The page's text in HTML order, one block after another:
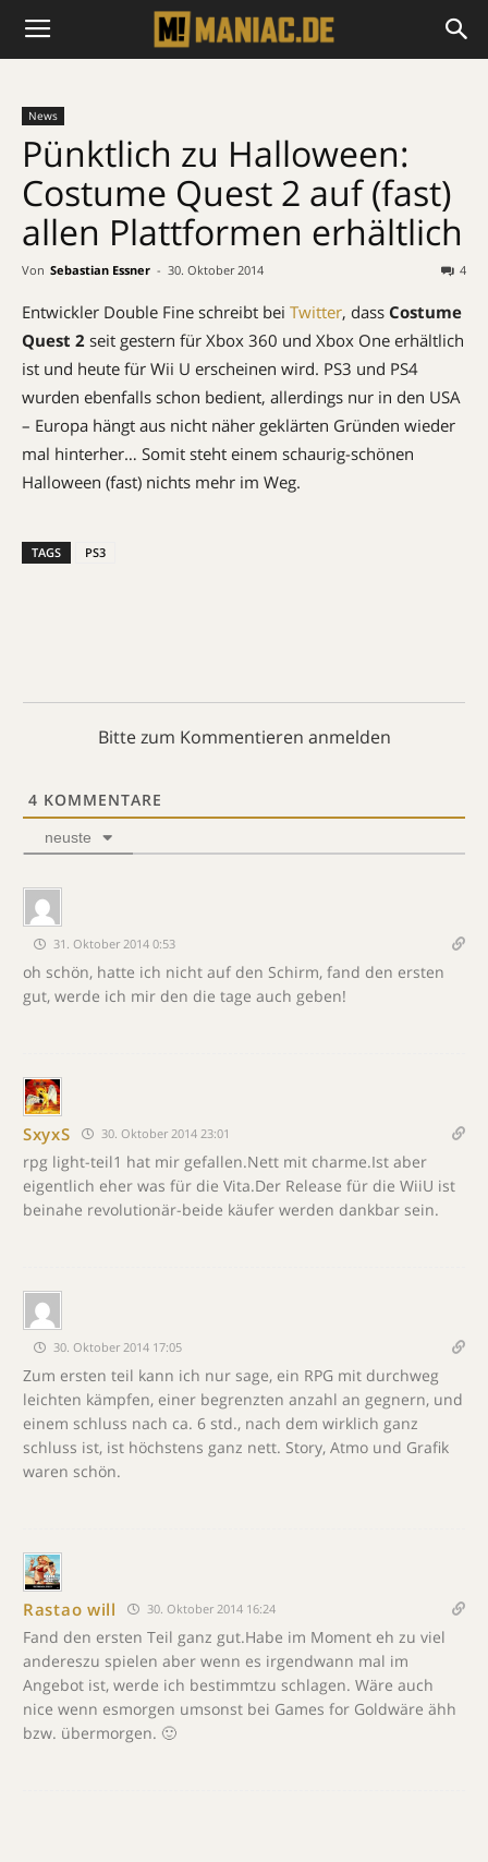
News
Pünktlich zu Halloween:
Costume Quest 2 auf (fast)
allen Plattformen erhältlich
Von Sebastian Essner - 30. Oktober 2014 4
Entwickler Double Fine schreibt bei Twitter, dass Costume
Quest 2 seit gestern für Xbox 360 und Xbox One erhältlich
ist und heute für Wii U erscheinen wird. PS3 und PS4
wurden ebenfalls schon bedient, allerdings nur in den USA
– Europa hängt aus nicht näher geklärten Gründen wieder
mal hinterher… Somit steht einem schaurig-schönen
Halloween (fast) nichts mehr im Weg.
TAGS PS3
Bitte zum Kommentieren anmelden
4 KOMMENTARE
neuste
31. Oktober 2014 0:53
oh schön, hatte ich nicht auf den Schirm, fand den ersten
gut, werde ich mir den die tage auch geben!
SxyxS 30. Oktober 2014 23:01
rpg light-teil1 hat mir gefallen.Nett mit charme.Ist aber
eigentlich eher was für die Vita.Der Release für die WiiU ist
beinahe revolutionär-beide käufer werden dankbar sein.
30. Oktober 2014 17:05
Zum ersten teil kann ich nur sage, ein RPG mit durchweg
leichten kämpfen, einer begrenzten anzahl an gegnern, und
einem schluss nach ca. 6 std., nach dem wirklich ganz
schluss ist, ist höchstens ganz nett. Story, Atmo und Grafik
waren schön.
Rastao will 30. Oktober 2014 16:24
Fand den ersten Teil ganz gut.Habe im Moment eh zu viel
andereszu spielen aber wenn es irgendwann mal im
Angebot ist, werde ich bestimmtzu schlagen. Wäre auch
nice wenn esmorgen umsonst bei Games for Goldwäre ähh
bzw. übermorgen. 🙂